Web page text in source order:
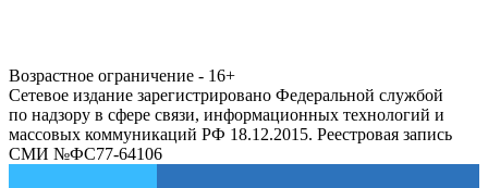
Возрастное ограничение - 16+
Сетевое издание зарегистрировано Федеральной службой
по надзору в сфере связи, информационных технологий и
массовых коммуникаций РФ 18.12.2015. Реестровая запись
СМИ №ФС77-64106